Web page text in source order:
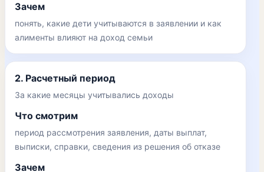
Зачем
понять, какие дети учитываются в заявлении и как
алименты влияют на доход семьи
2. Расчетный период
За какие месяцы учитывались доходы
Что смотрим
период рассмотрения заявления, даты выплат,
выписки, справки, сведения из решения об отказе
Зачем